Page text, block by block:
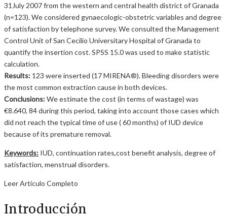
31July 2007 from the western and central health district of Granada
(n=123). We considered gynaecologic-obstetric variables and degree
of satisfaction by telephone survey. We consulted the Management
Control Unit of San Cecilio Universitary Hospital of Granada to
quantify the insertion cost. SPSS 15.0 was used to make statistic
calculation.
Results: 123 were inserted (17 MIRENA®). Bleeding disorders were
the most common extraction cause in both devices.
Conclusions:We estimate the cost (in terms of wastage) was
€8.640, 84 during this period, taking into account those cases which
did not reach the typical time of use ( 60 months) of IUD device
because of its premature removal.
Keywords: IUD, continuation rates,cost benefit analysis, degree of
satisfaction, menstrual disorders.
Leer Artículo Completo
Introducción